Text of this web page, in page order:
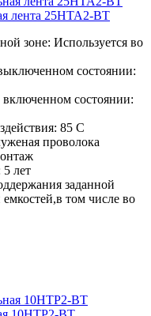
лента 25НТА2-ВТ
зоне: Используется во
состоянии:
состоянии:
85 С
проволока
5 лет
заданной
том числе во